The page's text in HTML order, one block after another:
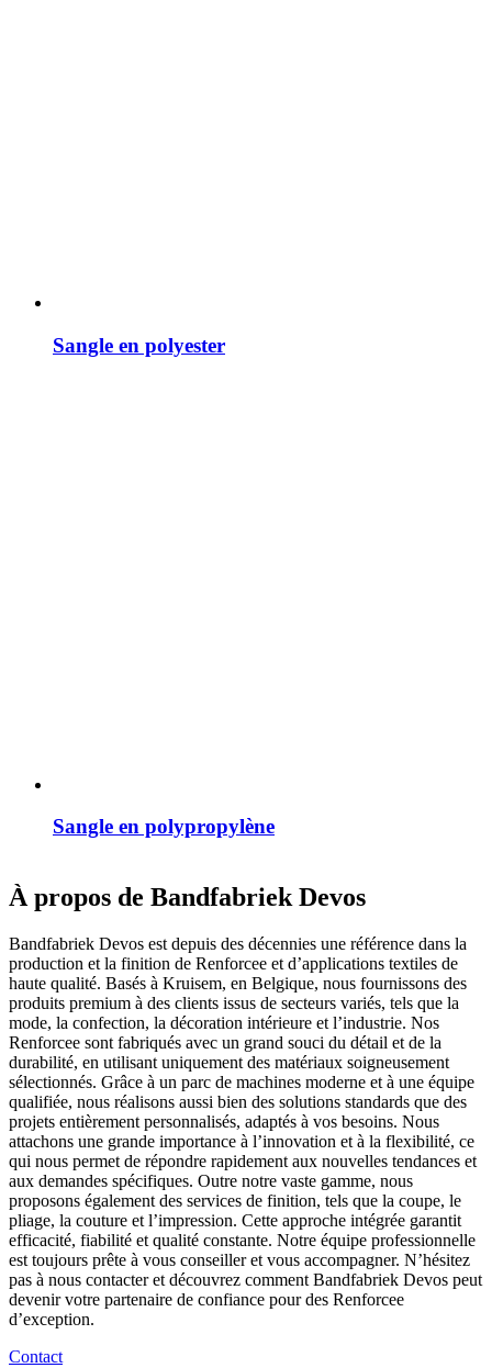
Sangle en polyester
Sangle en polypropylène
À propos de Bandfabriek Devos
Bandfabriek Devos est depuis des décennies une référence dans la
production et la finition de Renforcee et d’applications textiles de
haute qualité. Basés à Kruisem, en Belgique, nous fournissons des
produits premium à des clients issus de secteurs variés, tels que la
mode, la confection, la décoration intérieure et l’industrie. Nos
Renforcee sont fabriqués avec un grand souci du détail et de la
durabilité, en utilisant uniquement des matériaux soigneusement
sélectionnés. Grâce à un parc de machines moderne et à une équipe
qualifiée, nous réalisons aussi bien des solutions standards que des
projets entièrement personnalisés, adaptés à vos besoins. Nous
attachons une grande importance à l’innovation et à la flexibilité, ce
qui nous permet de répondre rapidement aux nouvelles tendances et
aux demandes spécifiques. Outre notre vaste gamme, nous
proposons également des services de finition, tels que la coupe, le
pliage, la couture et l’impression. Cette approche intégrée garantit
efficacité, fiabilité et qualité constante. Notre équipe professionnelle
est toujours prête à vous conseiller et vous accompagner. N’hésitez
pas à nous contacter et découvrez comment Bandfabriek Devos peut
devenir votre partenaire de confiance pour des Renforcee
d’exception.
Contact